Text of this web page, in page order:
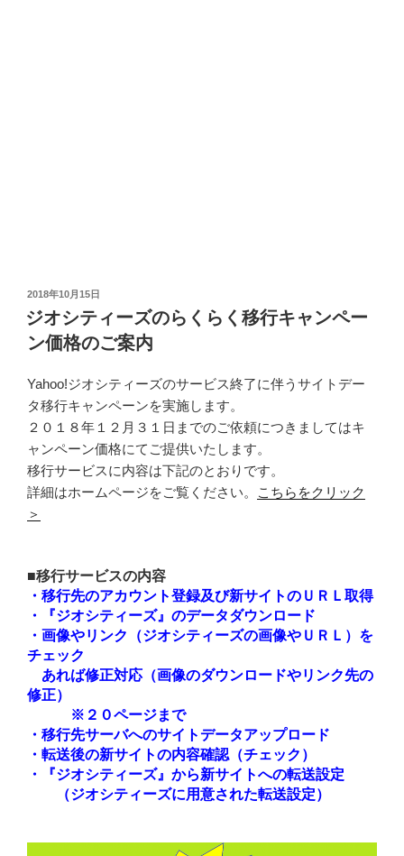
投
稿
日:
2018年10月15日
ジオシティーズのらくらく移行キャンペー
ン価格のご案内
Yahoo!ジオシティーズのサービス終了に伴うサイトデー
タ移行キャンペーンを実施します。
２０１８年１２月３１日までのご依頼につきましてはキ
ャンペーン価格にてご提供いたします。
移行サービスに内容は下記のとおりです。
詳細はホームページをご覧ください。
こちらをクリック
＞
■移行サービスの内容
・移行先のアカウント登録及び新サイトのＵＲＬ取得
・『ジオシティーズ』のデータダウンロード
・画像やリンク（ジオシティーズの画像やＵＲＬ）を
チェック
あれば修正対応（画像のダウンロードやリンク先の
修正）
※２０ページまで
・移行先サーバへのサイトデータアップロード
・転送後の新サイトの内容確認（チェック）
・『ジオシティーズ』から新サイトへの転送設定
（ジオシティーズに用意された転送設定）